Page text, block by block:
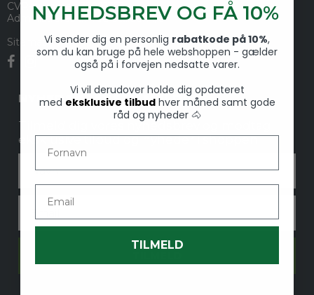
CVR-nummer 33291353
Administreres af Ved Stalden I/S
Sitemap
NYHEDSBREVSTILMELDING
Tilmeld dig vores nyhedsbrev og modtag
eksklusive tilbud og nyheder i shoppen.
Fornavn
NYHEDSBREV OG FÅ 10%
Vi sender dig en personlig rabatkode på 10%,
som du kan bruge på hele webshoppen - gælder
også på i forvejen nedsatte varer.
Vi vil derudover holde dig opdateret
med eksklusive tilbudhver måned samt gode
råd og nyheder 🐴
TILMELD